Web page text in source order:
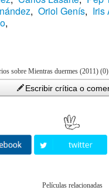
, Oriol Gení­s, Iris
,
sobre Mientras duermes (2011) (0)
Escribir crítica o
Películas relacionadas